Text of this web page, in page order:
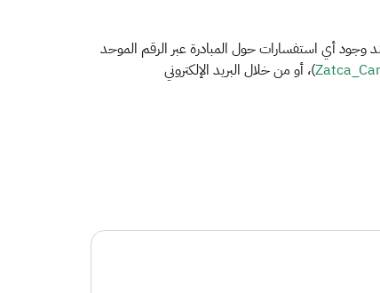
وجود أي استفسارات حول المبادرة عبر الرقم الموحد
)، أو من خلال البريد الإلكتروني